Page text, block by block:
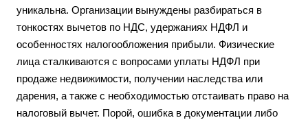
уникальна. Организации вынуждены разбираться в
тонкостях вычетов по НДС, удержаниях НДФЛ и
особенностях налогообложения прибыли. Физические
лица сталкиваются с вопросами уплаты НДФЛ при
продаже недвижимости, получении наследства или
дарения, а также с необходимостью отстаивать право на
налоговый вычет. Порой, ошибка в документации либо